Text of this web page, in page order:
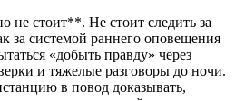
не стоит**. Не стоит следить за
за системой раннего оповещения
«добыть правду» через
и тяжелые разговоры до ночи.
в повод доказывать,